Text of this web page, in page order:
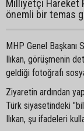
Milliyetçi Hareket
önemli bir temas
MHP Genel Başkanı
Ilıkan, görüşmenin
geldiği fotoğrafı
Ziyaretin ardından
Türk siyasetindeki
Ilıkan, şu ifadeleri